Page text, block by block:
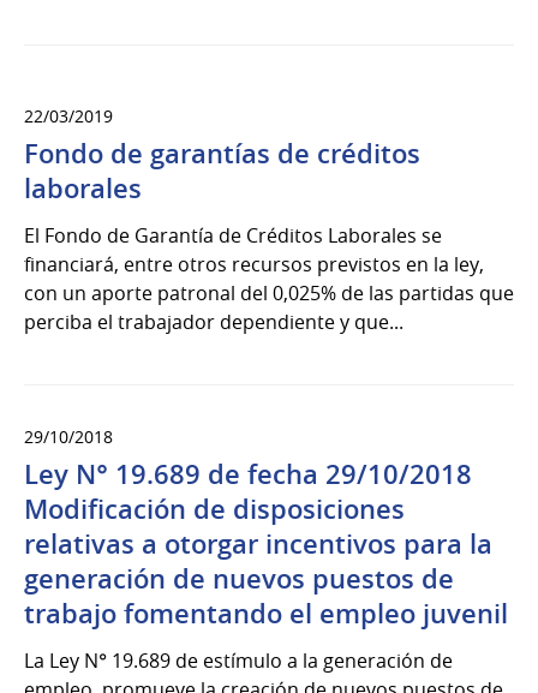
22/03/2019
Fondo de garantías de créditos
laborales
El Fondo de Garantía de Créditos Laborales se
financiará, entre otros recursos previstos en la ley,
con un aporte patronal del 0,025% de las partidas que
perciba el trabajador dependiente y que...
29/10/2018
Ley N° 19.689 de fecha 29/10/2018
Modificación de disposiciones
relativas a otorgar incentivos para la
generación de nuevos puestos de
trabajo fomentando el empleo juvenil
La Ley N° 19.689 de estímulo a la generación de